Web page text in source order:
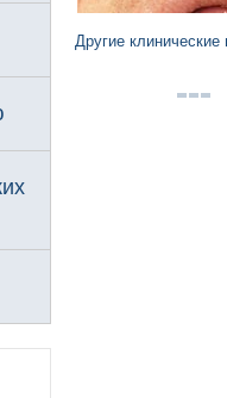
Другие